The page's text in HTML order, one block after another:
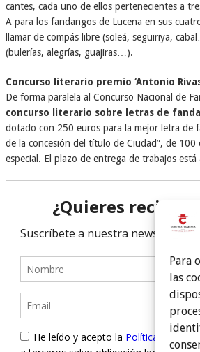
Para
las
cantes, cada uno de ellos pertenecientes a
A para los fandangos de Lucena en sus
llamar de compás libre (soleá, seguiriya,
(bulerías, alegrías, guajiras…).
Concurso literario premio ‘Antonio
De forma paralela al Concurso Nacional de
concurso literario sobre letras de
dotado con 250 euros para la mejor letra de
de la concesión del título de Ciudad”, de
especial. El plazo de entrega de trabajos